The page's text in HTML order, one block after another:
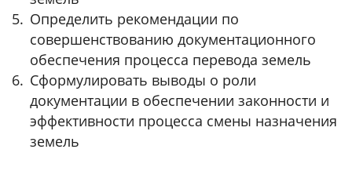
Определить рекомендации по
совершенствованию документационного
обеспечения процесса перевода земель
Сформулировать выводы о роли
документации в обеспечении законности и
эффективности процесса смены назначения
земель